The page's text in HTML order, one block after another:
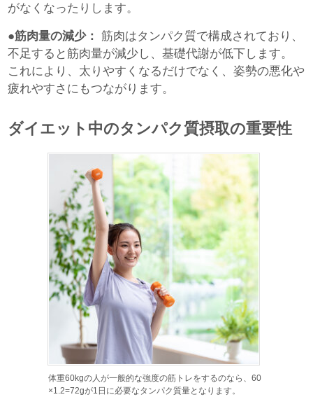
がなくなったりします。
●筋肉量の減少： 筋肉はタンパク質で構成されており、
不足すると筋肉量が減少し、基礎代謝が低下します。
これにより、太りやすくなるだけでなく、姿勢の悪化や
疲れやすさにもつながります。
ダイエット中のタンパク質摂取の重要性
体重60kgの人が一般的な強度の筋トレをするのなら、60
×1.2=72gが1日に必要なタンパク質量となります。